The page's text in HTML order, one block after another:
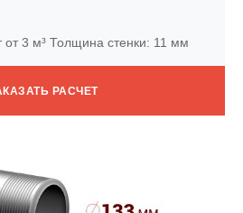
3 м³ Толщина стенки: 11 мм
РАСЧЕТ